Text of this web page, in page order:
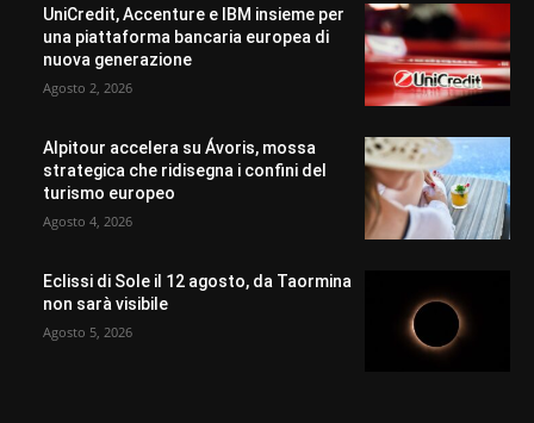
UniCredit, Accenture e IBM insieme per
una piattaforma bancaria europea di
nuova generazione
Agosto 2, 2026
Alpitour accelera su Ávoris, mossa
strategica che ridisegna i confini del
turismo europeo
Agosto 4, 2026
Eclissi di Sole il 12 agosto, da Taormina
non sarà visibile
Agosto 5, 2026